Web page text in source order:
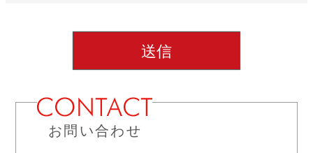
送信
お問い合わせ